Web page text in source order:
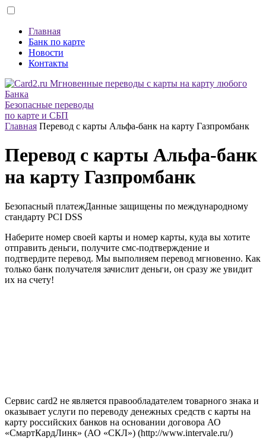
Главная
Банк по карте
Новости
Контакты
Безопасные переводы
по карте и СБП
Главная Перевод с карты Альфа-банк на карту Газпромбанк
Перевод с карты Альфа-банк
на карту Газпромбанк
Безопасный платежДанные защищены по международному
стандарту PCI DSS
Наберите номер своей карты и номер карты, куда вы хотите
отправить деньги, получите смс-подтверждение и
подтвердите перевод. Мы выполняем перевод мгновенно. Как
только банк получателя зачислит деньги, он сразу же увидит
их на счету!
Сервис card2 не является правообладателем товарного знака и
оказывает услуги по переводу денежных средств с карты на
карту российских банков на основании договора АО
«СмартКардЛинк» (АО «СКЛ») (http://www.intervale.ru/)